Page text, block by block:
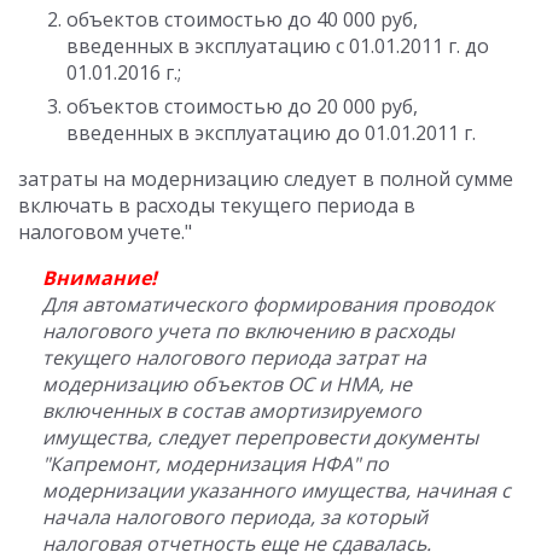
объектов стоимостью до 40 000 руб,
введенных в эксплуатацию с 01.01.2011 г. до
01.01.2016 г.;
объектов стоимостью до 20 000 руб,
введенных в эксплуатацию до 01.01.2011 г.
затраты на модернизацию следует в полной сумме
включать в расходы текущего периода в
налоговом учете."
Внимание!
Для автоматического формирования проводок
налогового учета по включению в расходы
текущего налогового периода затрат на
модернизацию объектов ОС и НМА, не
включенных в состав амортизируемого
имущества, следует перепровести документы
"Капремонт, модернизация НФА" по
модернизации указанного имущества, начиная с
начала налогового периода, за который
налоговая отчетность еще не сдавалась.